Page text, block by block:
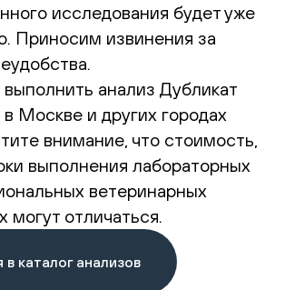
исследования будет уже
Приносим извинения за
анализ Дубликат
Москве и других городах
внимание, что стоимость,
выполнения лабораторных
ветеринарных
могут отличаться.
в каталог анализов